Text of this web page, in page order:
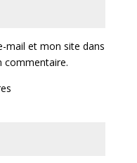
mail et mon site dans
commentaire.